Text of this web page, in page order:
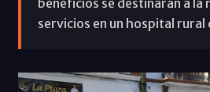
servicios en un hospital